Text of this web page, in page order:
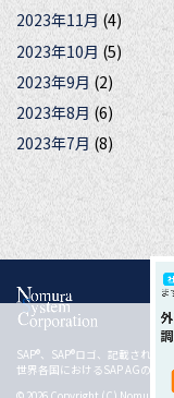
2023年11月 (4)
2023年10月 (5)
2023年9月 (2)
2023年8月(6)
2023年7月(8)
SAP®、SAP®ロゴ、記載されて
世界各国におけるSAP AGの登
当サイトでは快適